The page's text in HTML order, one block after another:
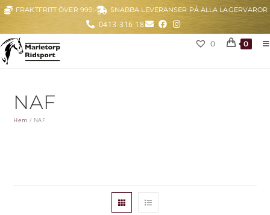
FRAKTFRITT ÖVER 999:- SNABBA LEVERANSER PÅ ALLA LAGERVAROR
0413-316 18
0 0
NAF
Hem / NAF